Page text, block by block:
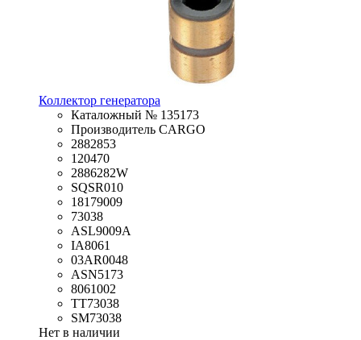
Коллектор генератора
Каталожный № 135173
Производитель CARGO
2882853
120470
2886282W
SQSR010
18179009
73038
ASL9009A
IA8061
03AR0048
ASN5173
8061002
TT73038
SM73038
Нет в наличии